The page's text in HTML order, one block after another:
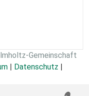
Gemeinschaft
| Datenschutz |